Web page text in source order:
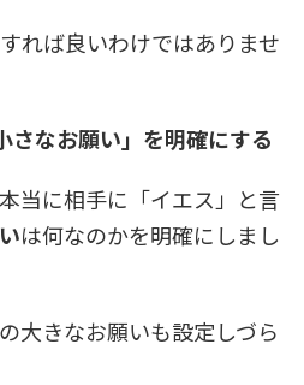
れば良いわけではありませ
さなお願い」を明確にする
当に相手に「イエス」と言
は何なのかを明確にしまし
大きなお願いも設定しづら